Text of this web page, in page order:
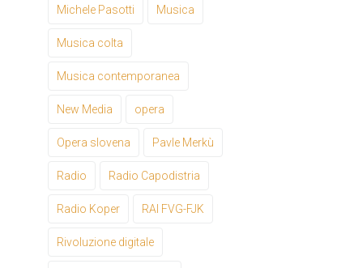
Michele Pasotti Musica
Musica colta
Musica contemporanea
New Media opera
Opera slovena Pavle Merkù
Radio Radio Capodistria
Radio Koper RAI FVG-FJK
Rivoluzione digitale